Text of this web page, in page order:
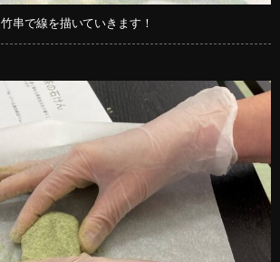
竹串で線を描いていきます！